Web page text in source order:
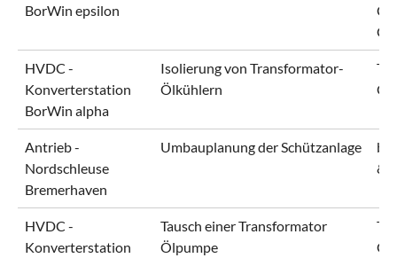
BorWin epsilon
HVDC -
Konverterstation
BorWin alpha
Isolierung von Transformator-
Ölkühlern
Antrieb -
Nordschleuse
Bremerhaven
Umbauplanung der Schützanlage
&
HVDC -
Konverterstation
Tausch einer Transformator
Ölpumpe